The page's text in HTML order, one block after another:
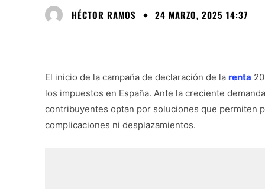
HÉCTOR RAMOS 24 MARZO, 2025 14:37
El inicio de la campaña de declaración de la renta
los impuestos en España. Ante la creciente
contribuyentes optan por soluciones que permiten
complicaciones ni desplazamientos.